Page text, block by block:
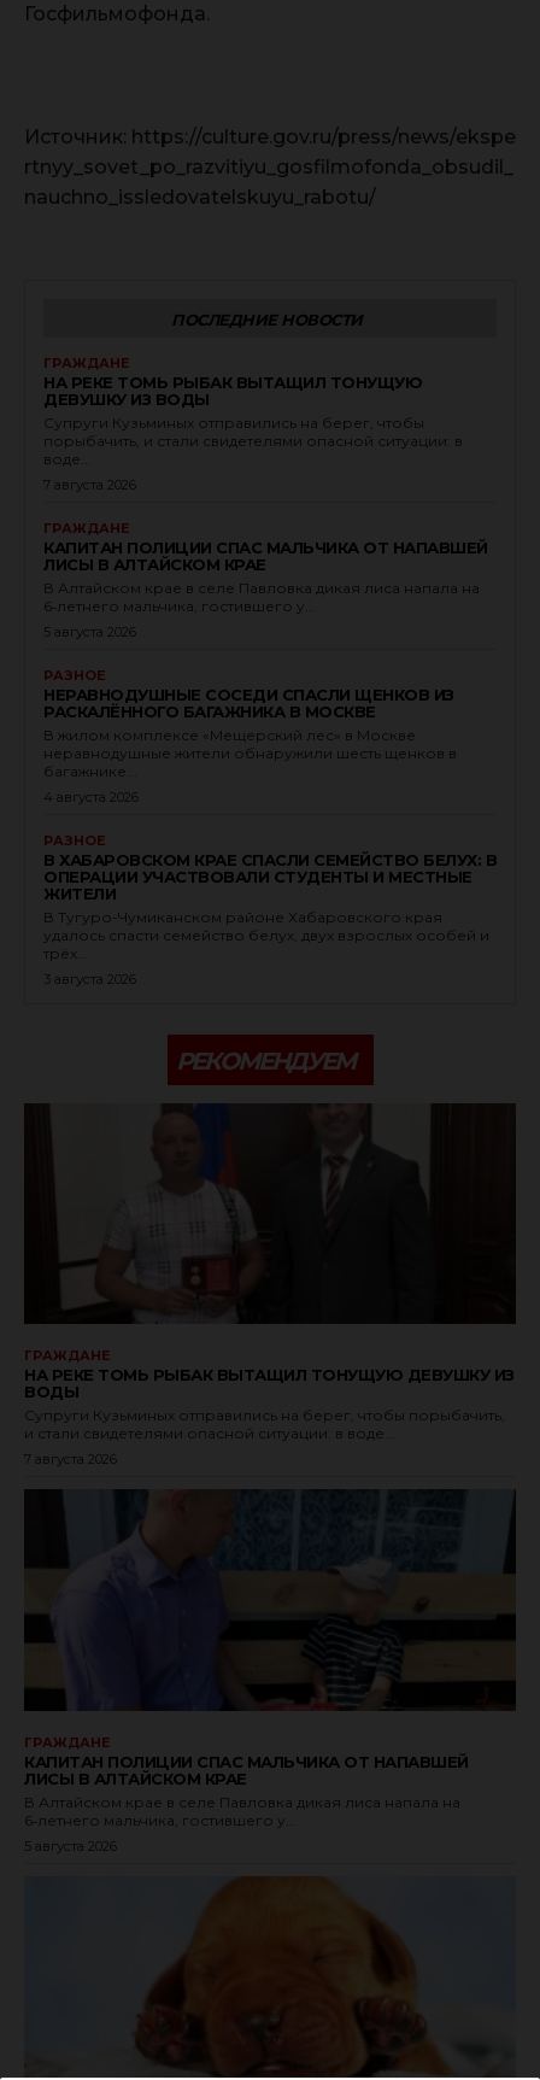
Госфильмофонда.
Источник: https://culture.gov.ru/press/news/ekspe
rtnyy_sovet_po_razvitiyu_gosfilmofonda_obsudil_
nauchno_issledovatelskuyu_rabotu/
ПОСЛЕДНИЕ НОВОСТИ
ГРАЖДАНЕ
НА РЕКЕ ТОМЬ РЫБАК ВЫТАЩИЛ ТОНУЩУЮ
ДЕВУШКУ ИЗ ВОДЫ
Супруги Кузьминых отправились на берег, чтобы
порыбачить, и стали свидетелями опасной ситуации: в
воде...
7 августа 2026
ГРАЖДАНЕ
КАПИТАН ПОЛИЦИИ СПАС МАЛЬЧИКА ОТ НАПАВШЕЙ
ЛИСЫ В АЛТАЙСКОМ КРАЕ
В Алтайском крае в селе Павловка дикая лиса напала на
6‑летнего мальчика, гостившего у...
5 августа 2026
РАЗНОЕ
НЕРАВНОДУШНЫЕ СОСЕДИ СПАСЛИ ЩЕНКОВ ИЗ
РАСКАЛЁННОГО БАГАЖНИКА В МОСКВЕ
В жилом комплексе «Мещерский лес» в Москве
неравнодушные жители обнаружили шесть щенков в
багажнике...
4 августа 2026
РАЗНОЕ
В ХАБАРОВСКОМ КРАЕ СПАСЛИ СЕМЕЙСТВО БЕЛУХ: В
ОПЕРАЦИИ УЧАСТВОВАЛИ СТУДЕНТЫ И МЕСТНЫЕ
ЖИТЕЛИ
В Тугуро-Чумиканском районе Хабаровского края
удалось спасти семейство белух, двух взрослых особей и
трёх...
3 августа 2026
РЕКОМЕНДУЕМ
ГРАЖДАНЕ
НА РЕКЕ ТОМЬ РЫБАК ВЫТАЩИЛ ТОНУЩУЮ ДЕВУШКУ ИЗ
ВОДЫ
Супруги Кузьминых отправились на берег, чтобы порыбачить,
и стали свидетелями опасной ситуации: в воде...
7 августа 2026
ГРАЖДАНЕ
КАПИТАН ПОЛИЦИИ СПАС МАЛЬЧИКА ОТ НАПАВШЕЙ
ЛИСЫ В АЛТАЙСКОМ КРАЕ
В Алтайском крае в селе Павловка дикая лиса напала на
6‑летнего мальчика, гостившего у...
5 августа 2026